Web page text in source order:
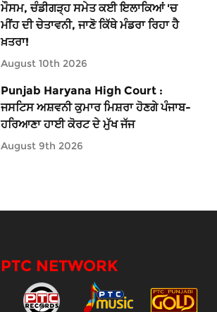
ਮੌਸਮ, ਚੰਡੀਗੜ੍ਹ ਸਮੇਤ ਕਈ ਇਲਾਕਿਆਂ 'ਚ
ਮੀਂਹ ਦੀ ਚੇਤਾਵਨੀ, ਜਾਣੋ ਕਿੱਥੇ ਮੰਡਰਾ ਰਿਹਾ ਹੈ
ਖ਼ਤਰਾ!
August 10th 2026
Punjab Haryana High Court :
ਜਸਟਿਸ ਅਸ਼ਵਨੀ ਕੁਮਾਰ ਮਿਸ਼ਰਾ ਹੋਣਗੇ ਪੰਜਾਬ-
ਹਰਿਆਣਾ ਹਾਈ ਕੋਰਟ ਦੇ ਮੁੱਖ ਜੱਜ
August 9th 2026
PTC NETWORK